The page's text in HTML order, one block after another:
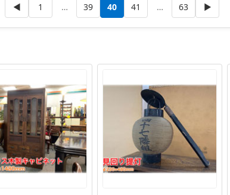
◀ 1 … 39 40 41 … 63 ▶